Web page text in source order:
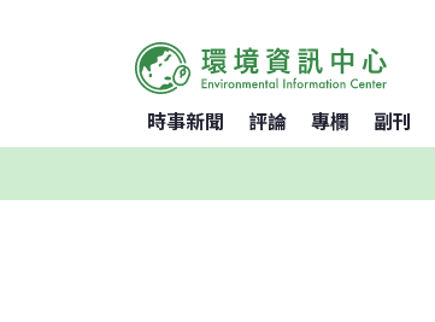
時事新聞 評論 專欄 副刊